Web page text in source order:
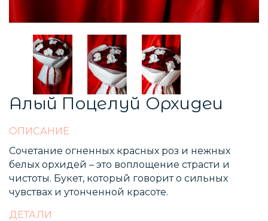
Алый Поцелуй Орхидеи
ОПИСАНИЕ
Сочетание огненных красных роз и нежных
белых орхидей – это воплощение страсти и
чистоты. Букет, который говорит о сильных
чувствах и утонченной красоте.
ДЕТАЛИ